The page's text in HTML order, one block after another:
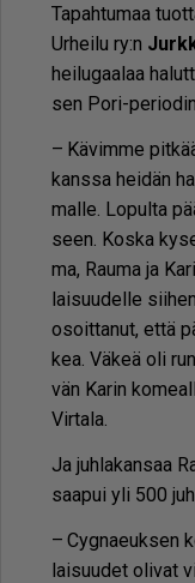
Ta­pah­tu­maa
Ur­hei­lu ry:n
hei­lu­gaa­laa
sen Pori-
– Kä­vim­me
kans­sa hei­dän
mal­le. Lo­pul­ta
seen. Kos­ka
ma, Rau­ma ja
lai­suu­del­le
osoit­ta­nut, et­tä
kea. Vä­keä oli
vän Ka­rin
Vir­ta­la.
Ja juh­la­kan­saa
saa­pui yli 500
– Cyg­na­euk­sen
lai­suu­det oli­vat